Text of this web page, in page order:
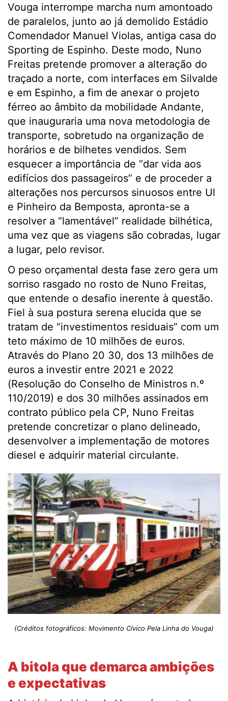
Vouga interrompe marcha num amontoado
de paralelos, junto ao já demolido Estádio
Comendador Manuel Violas, antiga casa do
Sporting de Espinho. Deste modo, Nuno
Freitas pretende promover a alteração do
traçado a norte, com interfaces em Silvalde
e em Espinho, a fim de anexar o projeto
férreo ao âmbito da mobilidade Andante,
que inauguraria uma nova metodologia de
transporte, sobretudo na organização de
horários e de bilhetes vendidos. Sem
esquecer a importância de “dar vida aos
edifícios dos passageiros” e de proceder a
alterações nos percursos sinuosos entre Ul
e Pinheiro da Bemposta, apronta-se a
resolver a “lamentável” realidade bilhética,
uma vez que as viagens são cobradas, lugar
a lugar, pelo revisor.
O peso orçamental desta fase zero gera um
sorriso rasgado no rosto de Nuno Freitas,
que entende o desafio inerente à questão.
Fiel à sua postura serena elucida que se
tratam de “investimentos residuais” com um
teto máximo de 10 milhões de euros.
Através do Plano 20 30, dos 13 milhões de
euros a investir entre 2021 e 2022
(Resolução do Conselho de Ministros n.º
110/2019) e dos 30 milhões assinados em
contrato público pela CP, Nuno Freitas
pretende concretizar o plano delineado,
desenvolver a implementação de motores
diesel e adquirir material circulante.
(Créditos fotográficos: Movimento Cívico Pela Linha do Vouga)
A bitola que demarca ambições
e expectativas